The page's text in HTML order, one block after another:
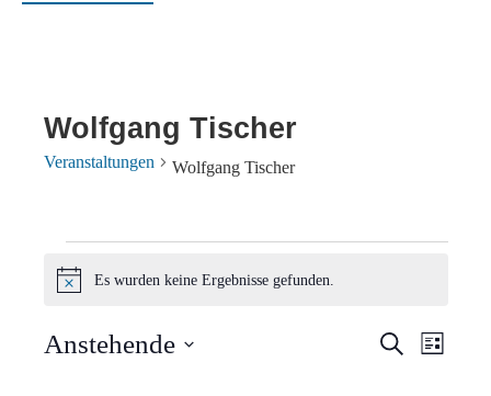
Wolfgang Tischer
Veranstaltungen Wolfgang Tischer
Veranstaltungen
Hinweis
Es wurden keine Ergebnisse gefunden.
SucheListe
Anstehende